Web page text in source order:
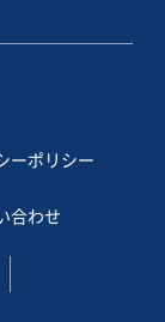
ーポリシー
合わせ